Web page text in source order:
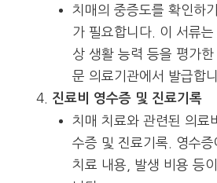
치매의 중증도를 확인하
가 필요합니다. 이 서류
상 생활 능력 등을 평가
문 의료기관에서 발급합
진료비 영수증 및 진료기록
치매 치료와 관련된 의료
수증 및 진료기록. 영수증
치료 내용, 발생 비용 등